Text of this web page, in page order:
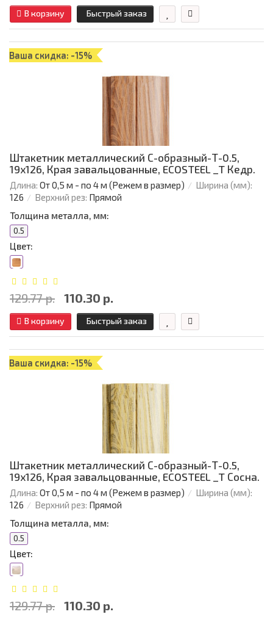
В корзину Быстрый заказ
Ваша скидка: -15%
Штакетник металлический С-образный-Т-0.5,
19х126, Края завальцованные, ECOSTEEL _T Кедр.
Длина: От 0,5 м - по 4 м (Режем в размер)
Ширина (мм):
126
Верхний рез: Прямой
Толщина металла, мм:
0.5
Цвет:
129.77 р. 110.30 р.
В корзину Быстрый заказ
Ваша скидка: -15%
Штакетник металлический С-образный-Т-0.5,
19х126, Края завальцованные, ECOSTEEL _T Сосна.
Длина: От 0,5 м - по 4 м (Режем в размер)
Ширина (мм):
126
Верхний рез: Прямой
Толщина металла, мм:
0.5
Цвет:
129.77 р. 110.30 р.